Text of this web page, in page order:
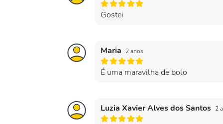
Gostei
Maria 2 anos
É uma maravilha de bolo
Luzia Xavier Alves dos Santos 2